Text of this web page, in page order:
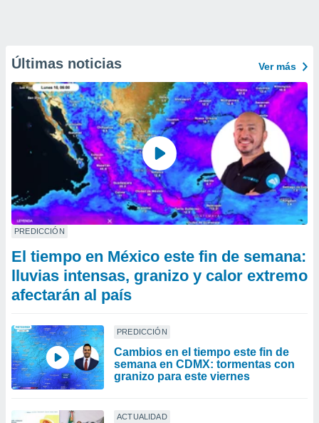
Últimas noticias Ver más
PREDICCIÓN
El tiempo en México este fin de semana:
lluvias intensas, granizo y calor extremo
afectarán al país
PREDICCIÓN
Cambios en el tiempo este fin de
semana en CDMX: tormentas con
granizo para este viernes
ACTUALIDAD